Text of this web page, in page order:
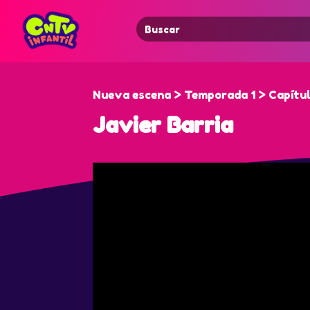
Search
for:
Nueva escena > Temporada 1 >
Javier Barria